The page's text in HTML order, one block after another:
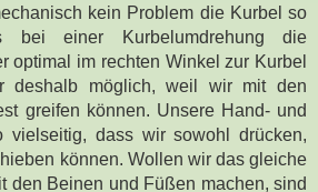
kein Problem die Kurbel so
bei einer Kurbelumdrehung die
optimal im rechten Winkel zur Kurbel
deshalb möglich, weil wir mit den
greifen können. Unsere Hand- und
vielseitig, dass wir sowohl drücken,
können. Wollen wir das gleiche
den Beinen und Füßen machen, sind